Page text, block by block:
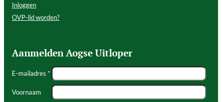
Inloggen
OVP-lid worden?
Aanmelden Aogse Uitloper
E-mailadres *
Voornaam